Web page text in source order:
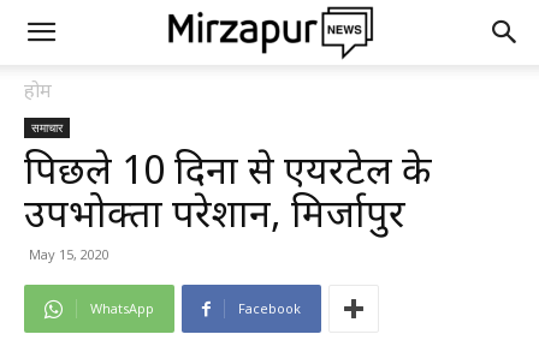
होम
समाचार
पिछले 10 दिनों से एयरटेल के
उपभोक्ता परेशान, मिर्जापुर
May 15, 2020
WhatsApp Facebook